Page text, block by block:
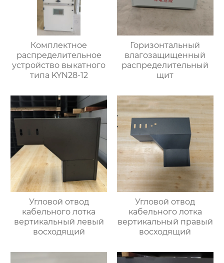
Комплектное
распределительное
устройство выкатного
типа KYN28-12
Горизонтальный
влагозащищенный
распределительный
щит
Угловой отвод
кабельного лотка
вертикальный левый
восходящий
Угловой отвод
кабельного лотка
вертикальный правый
восходящий